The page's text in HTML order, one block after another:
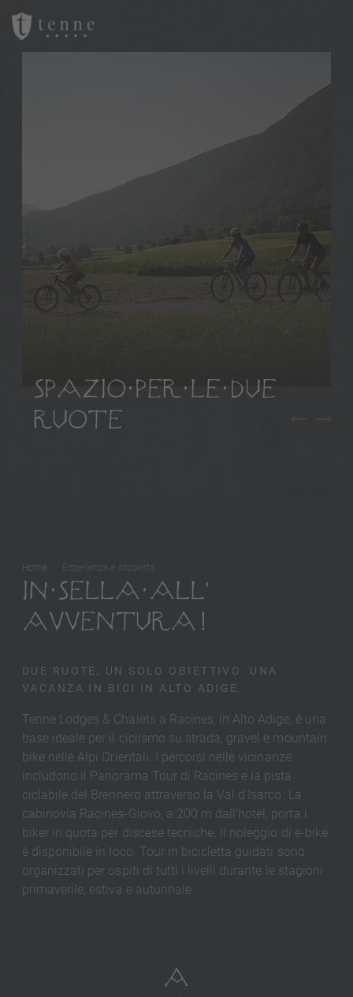
SPAZIO PER LE DUE
RUOTE
Home Esperienza e scoperta
IN SELLA ALL’
AVVENTURA!
DUE RUOTE, UN SOLO OBIETTIVO: UNA
VACANZA IN BICI IN ALTO ADIGE.
Tenne Lodges & Chalets a Racines, in Alto Adige, è una
base ideale per il ciclismo su strada, gravel e mountain
bike nelle Alpi Orientali. I percorsi nelle vicinanze
includono il Panorama Tour di Racines e la pista
ciclabile del Brennero attraverso la Val d'Isarco. La
cabinovia Racines-Giovo, a 200 m dall'hotel, porta i
biker in quota per discese tecniche. Il noleggio di e-bike
è disponibile in loco. Tour in bicicletta guidati sono
organizzati per ospiti di tutti i livelli durante le stagioni
primaverile, estiva e autunnale.
A